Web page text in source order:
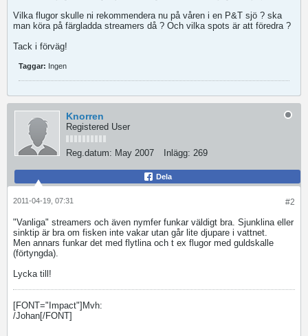
Vilka flugor skulle ni rekommendera nu på våren i en P&T sjö ? ska
man köra på färgladda streamers då ? Och vilka spots är att föredra ?
Tack i förväg!
Taggar: Ingen
Knorren
Registered User
Reg.datum: May 2007 Inlägg: 269
Dela
#2
2011-04-19, 07:31
"Vanliga" streamers och även nymfer funkar väldigt bra. Sjunklina eller
sinktip är bra om fisken inte vakar utan går lite djupare i vattnet.
Men annars funkar det med flytlina och t ex flugor med guldskalle
(förtyngda).
Lycka till!
[FONT="Impact"]Mvh:
/Johan[/FONT]